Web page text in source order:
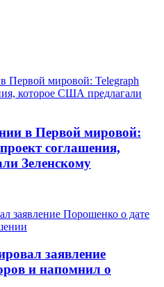
в Первой мировой:
соглашения,
Зеленскому
заявление
и напомнил о